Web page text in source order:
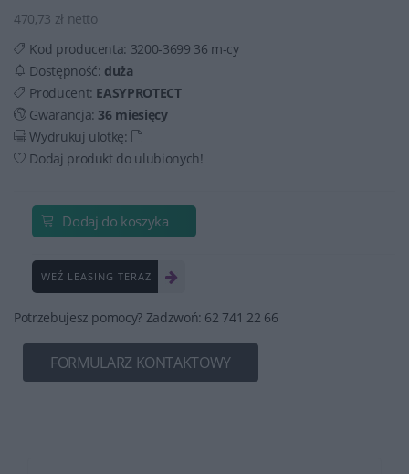
470,73 zł netto
Kod producenta: 3200-3699 36 m-cy
Dostępność: duża
Producent: EASYPROTECT
Gwarancja:36 miesięcy
Wydrukuj ulotkę:
Dodaj produkt do ulubionych!
Dodaj do koszyka
WEŹ LEASING TERAZ
Potrzebujesz pomocy? Zadzwoń: 62 741 22 66
FORMULARZ KONTAKTOWY